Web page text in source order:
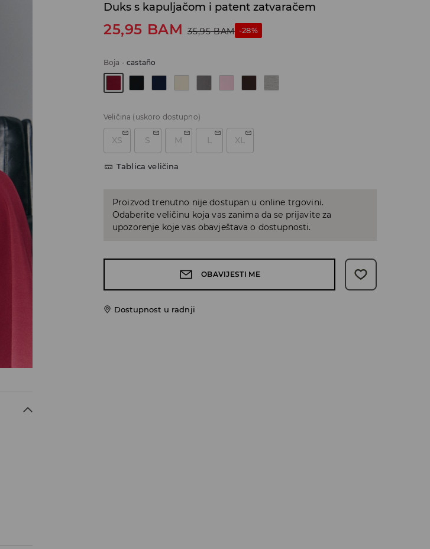
Duks s kapuljačom i patent zatvaračem
25,95 BAM 35,95 BAM -28%
Boja -castaño
Veličina (uskoro dostupno)
XS S M L XL
Tablica veličina
Proizvod trenutno nije dostupan u online trgovini.
Odaberite veličinu koja vas zanima da se prijavite za
upozorenje koje vas obavještava o dostupnosti.
OBAVIJESTI ME
Dostupnost u radnji